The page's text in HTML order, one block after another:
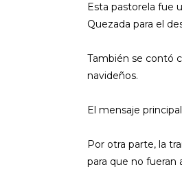
Esta pastorela fue
Quezada para el
También se contó
navideños.
El mensaje
Por otra parte, la
para que no fueran